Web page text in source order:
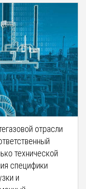
отрасли
технической
специфики
и